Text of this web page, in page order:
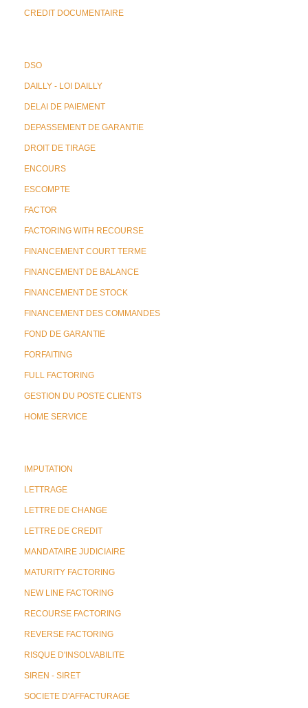
CREDIT DOCUMENTAIRE
DSO
DAILLY - LOI DAILLY
DELAI DE PAIEMENT
DEPASSEMENT DE GARANTIE
DROIT DE TIRAGE
ENCOURS
ESCOMPTE
FACTOR
FACTORING WITH RECOURSE
FINANCEMENT COURT TERME
FINANCEMENT DE BALANCE
FINANCEMENT DE STOCK
FINANCEMENT DES COMMANDES
FOND DE GARANTIE
FORFAITING
FULL FACTORING
GESTION DU POSTE CLIENTS
HOME SERVICE
IMPUTATION
LETTRAGE
LETTRE DE CHANGE
LETTRE DE CREDIT
MANDATAIRE JUDICIAIRE
MATURITY FACTORING
NEW LINE FACTORING
RECOURSE FACTORING
REVERSE FACTORING
RISQUE D'INSOLVABILITE
SIREN - SIRET
SOCIETE D'AFFACTURAGE